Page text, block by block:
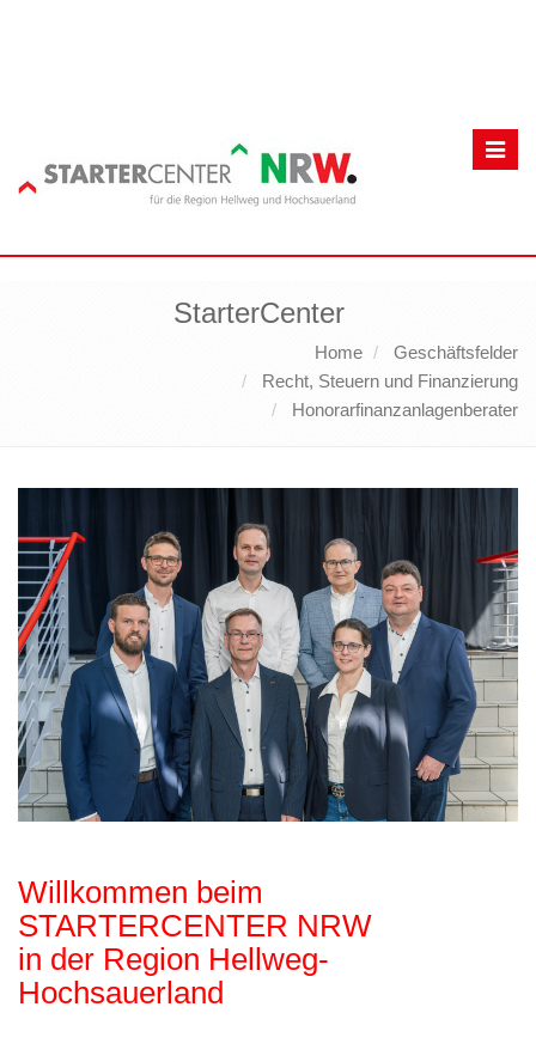
StarterCenter
Home
Geschäftsfelder
Recht, Steuern und Finanzierung
Honorarfinanzanlagenberater
Willkommen beim
STARTERCENTER NRW
in der Region Hellweg-
Hochsauerland